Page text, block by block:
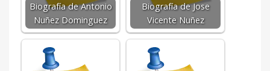
Biografía de Antonio
Nuñez Dominguez
Biografía de Jose
Vicente Nuñez